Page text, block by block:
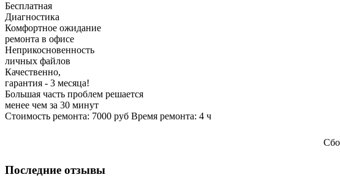
Бесплатная
Диагностика
Комфортное ожидание
ремонта в офисе
Неприкосновенность
личных файлов
Качественно,
гарантия - 3 месяца!
Большая часть проблем решается
менее чем за 30 минут
Стоимость ремонта: 7000 руб Время ремонта: 4 ч
Последние отзывы